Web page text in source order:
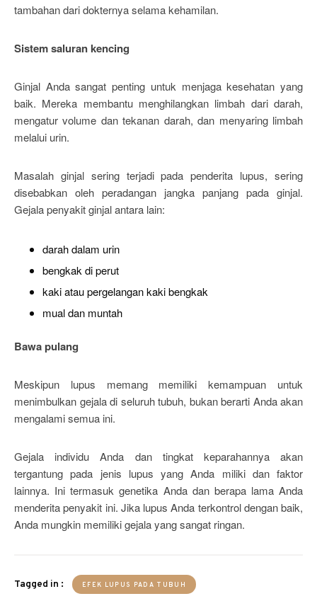
tambahan dari dokternya selama kehamilan.
Sistem saluran kencing
Ginjal Anda sangat penting untuk menjaga kesehatan yang
baik. Mereka membantu menghilangkan limbah dari darah,
mengatur volume dan tekanan darah, dan menyaring limbah
melalui urin.
Masalah ginjal sering terjadi pada penderita lupus, sering
disebabkan oleh peradangan jangka panjang pada ginjal.
Gejala penyakit ginjal antara lain:
darah dalam urin
bengkak di perut
kaki atau pergelangan kaki bengkak
mual dan muntah
Bawa pulang
Meskipun lupus memang memiliki kemampuan untuk
menimbulkan gejala di seluruh tubuh, bukan berarti Anda akan
mengalami semua ini.
Gejala individu Anda dan tingkat keparahannya akan
tergantung pada jenis lupus yang Anda miliki dan faktor
lainnya. Ini termasuk genetika Anda dan berapa lama Anda
menderita penyakit ini. Jika lupus Anda terkontrol dengan baik,
Anda mungkin memiliki gejala yang sangat ringan.
Tagged in : EFEK LUPUS PADA TUBUH